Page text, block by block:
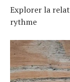
Explorer la
rythme